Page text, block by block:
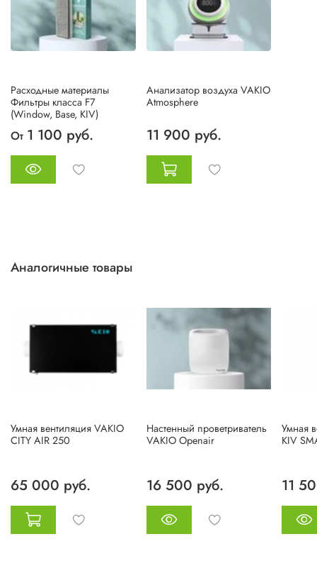
Расходные материалы
Фильтры класса F7
(Window, Base, KIV)
От 1 100 руб.
Анализатор воздуха VAKIO
Atmosphere
11 900 руб.
Аналогичные товары
Умная вентиляция VAKIO
CITY AIR 250
65 000 руб.
Настенный проветриватель
VAKIO Openair
16 500 руб.
Умная
KIV
11